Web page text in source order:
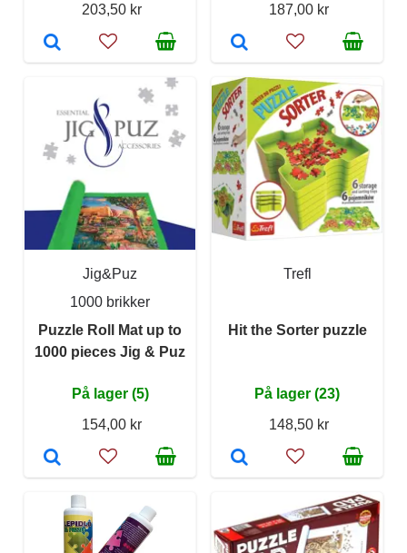
203,50 kr
187,00 kr
Jig&Puz
1000 brikker
Puzzle Roll Mat up to
1000 pieces Jig & Puz
På lager (5)
154,00 kr
Trefl
Hit the Sorter puzzle
På lager (23)
148,50 kr